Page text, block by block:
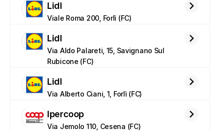
Lidl
Viale Roma 200, Forlì (FC)
Lidl
Via Aldo Palareti, 15, Savignano Sul
Rubicone (FC)
Lidl
Via Alberto Ciani, 1, Forlì (FC)
Ipercoop
Via Jemolo 110, Cesena (FC)